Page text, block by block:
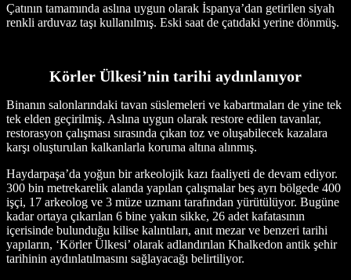
Çatının tamamında aslına uygun olarak İspanya’dan getirilen siyah
renkli arduvaz taşı kullanılmış. Eski saat de çatıdaki yerine dönmüş.
Körler Ülkesi’nin tarihi aydınlanıyor
Binanın salonlarındaki tavan süslemeleri ve kabartmaları de yine tek
tek elden geçirilmiş. Aslına uygun olarak restore edilen tavanlar,
restorasyon çalışması sırasında çıkan toz ve oluşabilecek kazalara
karşı oluşturulan kalkanlarla koruma altına alınmış.
Haydarpaşa’da yoğun bir arkeolojik kazı faaliyeti de devam ediyor.
300 bin metrekarelik alanda yapılan çalışmalar beş ayrı bölgede 400
işçi, 17 arkeolog ve 3 müze uzmanı tarafından yürütülüyor. Bugüne
kadar ortaya çıkarılan 6 bine yakın sikke, 26 adet kafatasının
içerisinde bulunduğu kilise kalıntıları, anıt mezar ve benzeri tarihi
yapıların, ‘Körler Ülkesi’ olarak adlandırılan Khalkedon antik şehir
tarihinin aydınlatılmasını sağlayacağı belirtiliyor.